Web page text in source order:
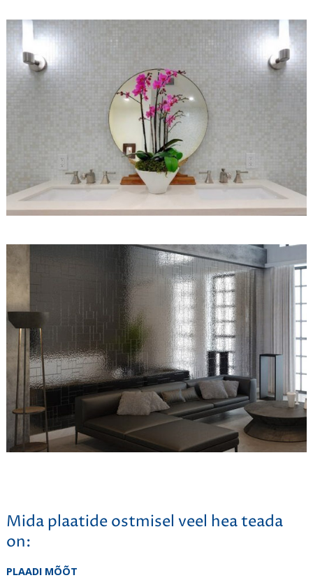
Mida plaatide ostmisel veel hea teada
on:
PLAADI MÕÕT